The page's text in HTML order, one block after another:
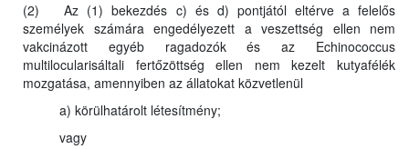
(2) Az (1) bekezdés c) és d) pontjától eltérve a felelős
személyek számára engedélyezett a veszettség ellen nem
vakcinázott egyéb ragadozók és az Echinococcus
multilocularisáltali fertőzöttség ellen nem kezelt kutyafélék
mozgatása, amennyiben az állatokat közvetlenül
a) körülhatárolt létesítmény;
vagy